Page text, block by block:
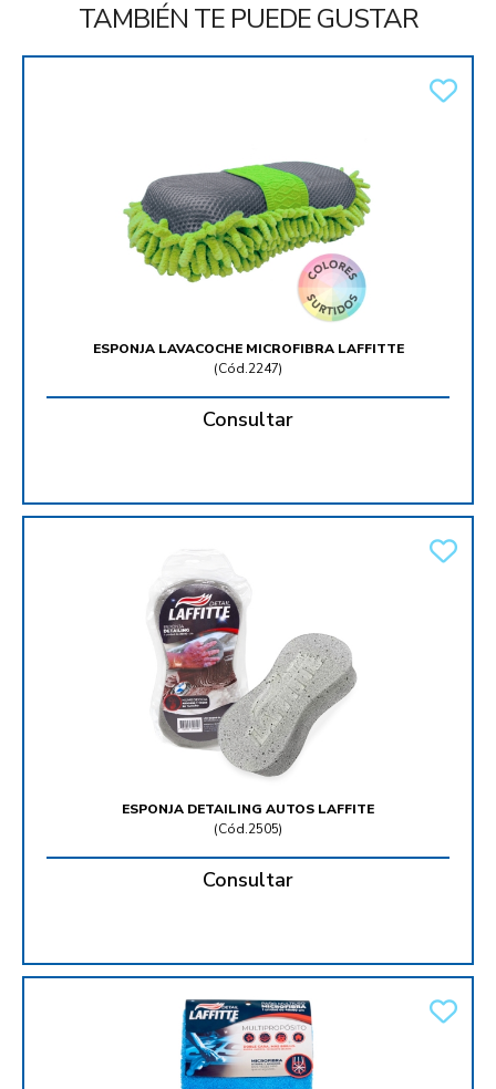
TAMBIÉN TE PUEDE GUSTAR
ESPONJA LAVACOCHE MICROFIBRA LAFFITTE
(Cód.2247)
Consultar
ESPONJA DETAILING AUTOS LAFFITE
(Cód.2505)
Consultar